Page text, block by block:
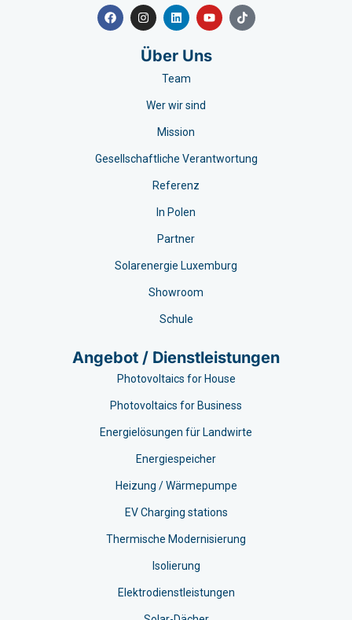
Über Uns
Team
Wer wir sind
Mission
Gesellschaftliche Verantwortung
Referenz
In Polen
Partner
Solarenergie Luxemburg
Showroom
Schule
Angebot / Dienstleistungen
Photovoltaics for House
Photovoltaics for Business
Energielösungen für Landwirte
Energiespeicher
Heizung / Wärmepumpe
EV Charging stations​
Thermische Modernisierung
Isolierung
Elektrodienstleistungen